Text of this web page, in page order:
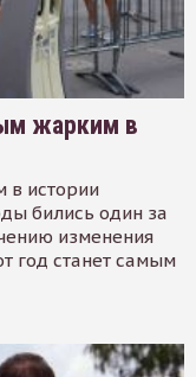
жарким в
в истории
бились один за
изменения
год станет самым